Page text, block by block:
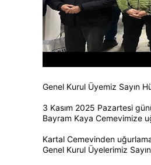
Genel Kurul Üyemiz Sayın
3 Kasım 2025 Pazartesi
Bayram Kaya Cemevimize
Kartal Cemevinden
Genel Kurul Üyelerimiz